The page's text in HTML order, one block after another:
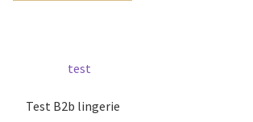
Test B2b lingerie